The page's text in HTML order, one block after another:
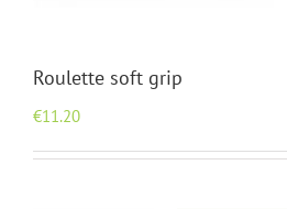
Roulette soft grip
€11.20